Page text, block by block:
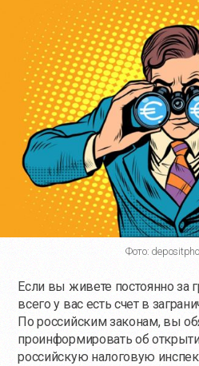
Фото:
Если вы живете постоянно за
всего у вас есть счет в
По российским законам, вы
проинформировать об
российскую налоговую